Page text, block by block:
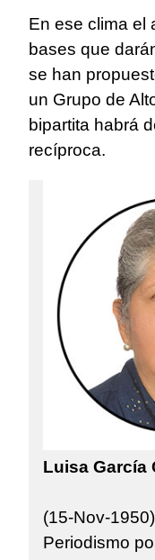
En ese clima el
bases que
se han
un Grupo de
bipartita habrá
recíproca.
Luisa García
(15-Nov-
Periodismo